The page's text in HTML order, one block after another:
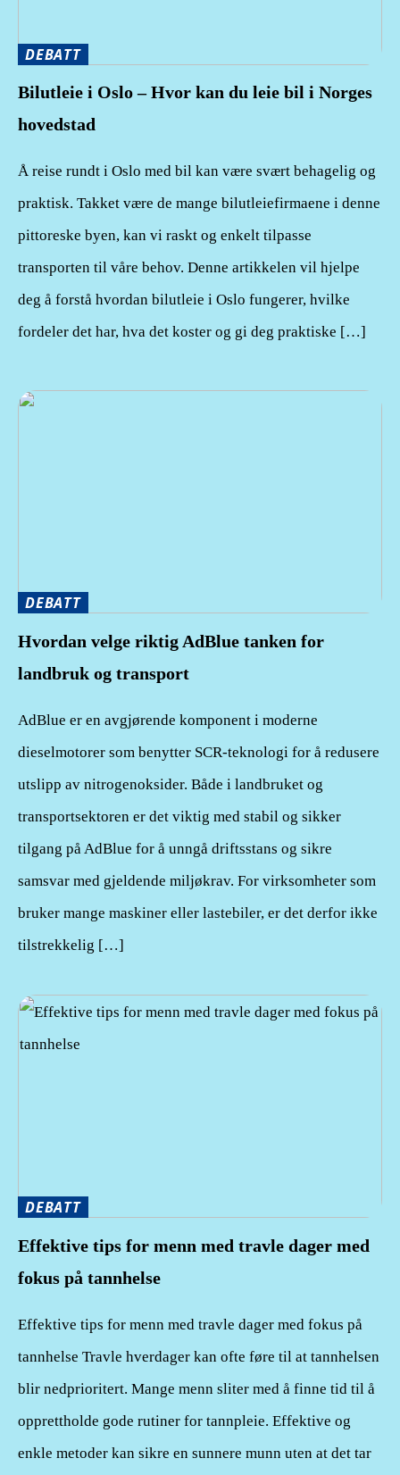
DEBATT
Bilutleie i Oslo – Hvor kan du leie bil i Norges
hovedstad
Å reise rundt i Oslo med bil kan være svært behagelig og
praktisk. Takket være de mange bilutleiefirmaene i denne
pittoreske byen, kan vi raskt og enkelt tilpasse
transporten til våre behov. Denne artikkelen vil hjelpe
deg å forstå hvordan bilutleie i Oslo fungerer, hvilke
fordeler det har, hva det koster og gi deg praktiske […]
DEBATT
Hvordan velge riktig AdBlue tanken for
landbruk og transport
AdBlue er en avgjørende komponent i moderne
dieselmotorer som benytter SCR-teknologi for å redusere
utslipp av nitrogenoksider. Både i landbruket og
transportsektoren er det viktig med stabil og sikker
tilgang på AdBlue for å unngå driftsstans og sikre
samsvar med gjeldende miljøkrav. For virksomheter som
bruker mange maskiner eller lastebiler, er det derfor ikke
tilstrekkelig […]
DEBATT
Effektive tips for menn med travle dager med
fokus på tannhelse
Effektive tips for menn med travle dager med fokus på
tannhelse Travle hverdager kan ofte føre til at tannhelsen
blir nedprioritert. Mange menn sliter med å finne tid til å
opprettholde gode rutiner for tannpleie. Effektive og
enkle metoder kan sikre en sunnere munn uten at det tar